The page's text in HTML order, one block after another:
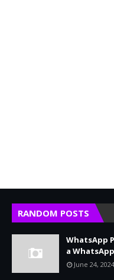
RANDOM POSTS
WhatsApp
a
June 24, 2024